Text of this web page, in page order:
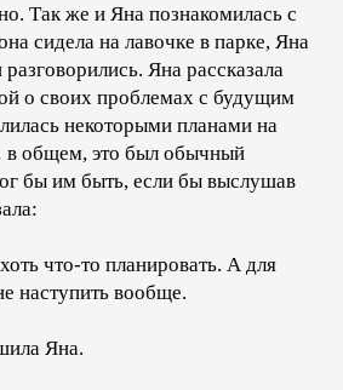
Так же и Яна познакомилась с
сидела на лавочке в парке, Яна
Яна рассказала
о своих проблемах с будущим
некоторыми планами на
общем, это был обычный
бы им быть, если бы выслушав
что-то планировать. А для
наступить вообще.
Яна.